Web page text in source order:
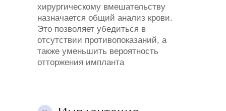
хирургическому вмешательству
назначается общий анализ крови.
Это позволяет убедиться в
отсутствии противопоказаний, а
также уменьшить вероятность
отторжения импланта